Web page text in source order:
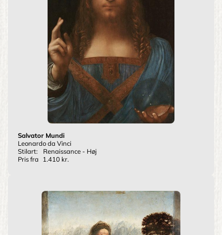
Salvator Mundi
Leonardo da Vinci
Stilart:
Renaissance - Høj
Pris fra
1.410 kr.